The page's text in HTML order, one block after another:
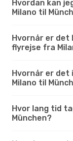
Hvordan kan
Milano til
Hvornår er
flyrejse fra
Hvornår er
Milano til
Hvor lang tid
München?